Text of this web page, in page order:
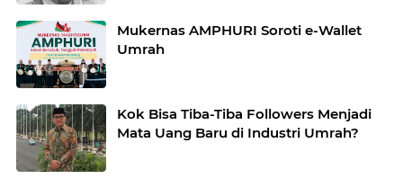
Mukernas AMPHURI Soroti e-Wallet
Umrah
Kok Bisa Tiba-Tiba Followers Menjadi
Mata Uang Baru di Industri Umrah?